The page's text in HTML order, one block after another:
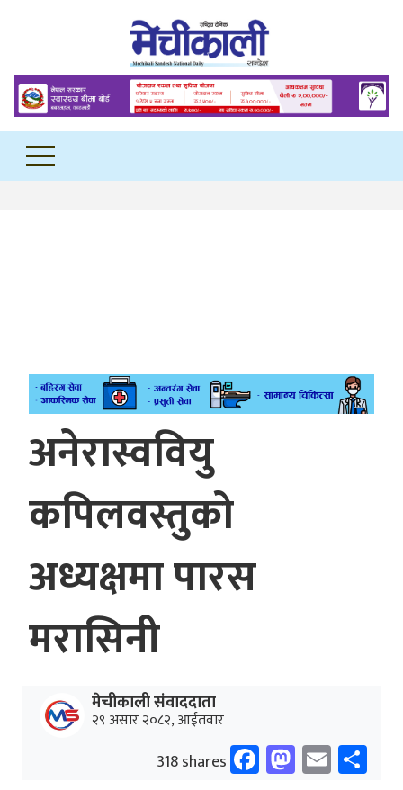
अनेरास्ववियु
कपिलवस्तुको
अध्यक्षमा पारस
मरासिनी
मेचीकाली संवाददाता
२९ असार २०८२, आईतवार
318 shares Facebook
Email